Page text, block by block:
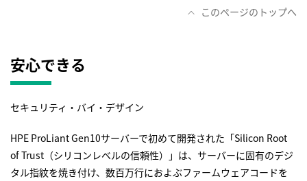
このページのトップへ
安心できる
セキュリティ・バイ・デザイン
HPE ProLiant Gen10サーバーで初めて開発された「Silicon Root
of Trust（シリコンレベルの信頼性）」は、サーバーに固有のデジ
タル指紋を焼き付け、数百万行におよぶファームウェアコードを